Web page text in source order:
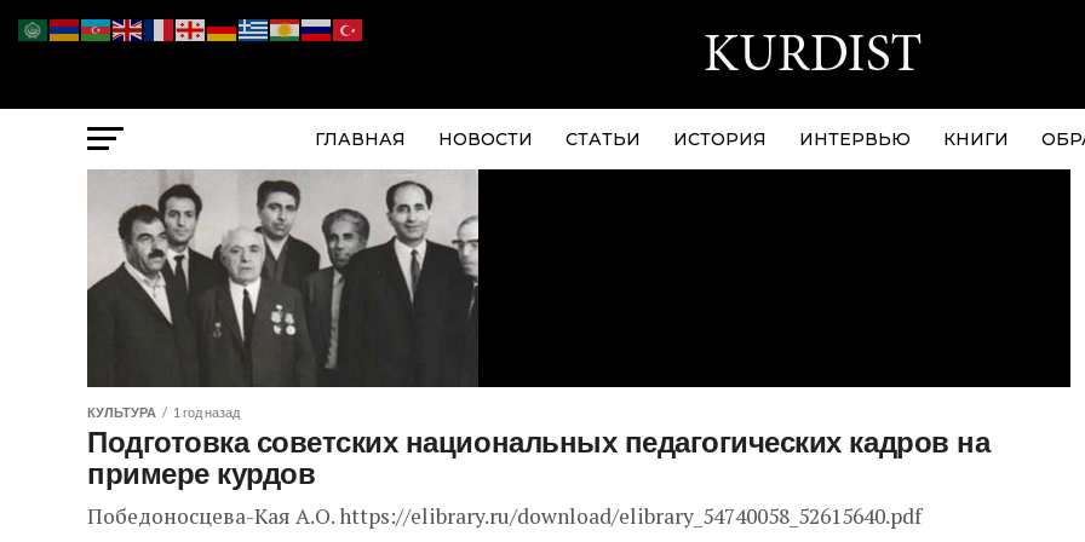
ГЛАВНАЯ НОВОСТИ СТАТЬИ ИСТОРИЯ ИНТЕРВЬЮ КНИГИ
КУЛЬТУРА 1 год назад
Подготовка советских национальных педагогических кадров на
примере курдов
Победоносцева-Кая А.О. https://elibrary.ru/download/elibrary_54740058_52615640.pdf